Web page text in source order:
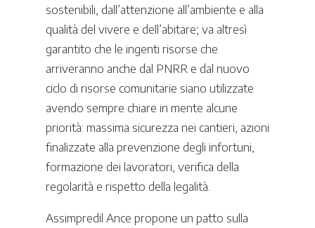
sostenibili, dall’attenzione all’ambiente e alla
qualità del vivere e dell’abitare; va altresì
garantito che le ingenti risorse che
arriveranno anche dal PNRR e dal nuovo
ciclo di risorse comunitarie siano utilizzate
avendo sempre chiare in mente alcune
priorità: massima sicurezza nei cantieri, azioni
finalizzate alla prevenzione degli infortuni,
formazione dei lavoratori, verifica della
regolarità e rispetto della legalità.
Assimpredil Ance propone un patto sulla